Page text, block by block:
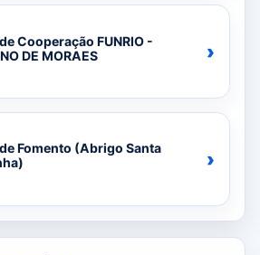
Cooperação FUNRIO -
DE MORAES
›
Fomento (Abrigo Santa
›